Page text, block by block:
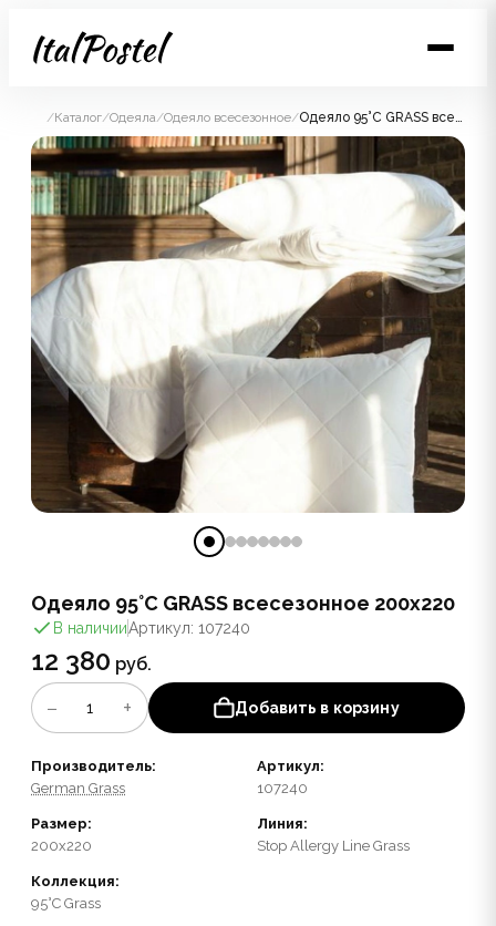
/Каталог/Одеяла/Одеяло всесезонное/ Одеяло 95°C GRASS всесезонное 200x220
Одеяло 95°C GRASS всесезонное 200x220
В наличииАртикул: 107240
12 380 руб.
− 1 + Добавить в корзину
Производитель:
German Grass
Артикул:
107240
Размер:
200x220
Линия:
Stop Allergy Line Grass
Коллекция:
95°C Grass